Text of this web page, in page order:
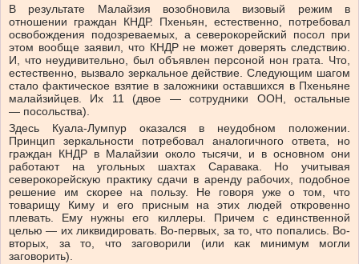
В результате Малайзия возобновила визовый режим в
отношении граждан КНДР. Пхеньян, естественно, потребовал
освобождения подозреваемых, а северокорейский посол при
этом вообще заявил, что КНДР не может доверять следствию.
И, что неудивительно, был объявлен персоной нон грата. Что,
естественно, вызвало зеркальное действие. Следующим шагом
стало фактическое взятие в заложники оставшихся в Пхеньяне
малайзийцев. Их 11 (двое — сотрудники ООН, остальные
— посольства).
Здесь Куала-Лумпур оказался в неудобном положении.
Принцип зеркальности потребовал аналогичного ответа, но
граждан КНДР в Малайзии около тысячи, и в основном они
работают на угольных шахтах Саравака. Но учитывая
северокорейскую практику сдачи в аренду рабочих, подобное
решение им скорее на пользу. Не говоря уже о том, что
товарищу Киму и его присным на этих людей откровенно
плевать. Ему нужны его киллеры. Причем с единственной
целью — их ликвидировать. Во-первых, за то, что попались. Во-
вторых, за то, что заговорили (или как минимум могли
заговорить).